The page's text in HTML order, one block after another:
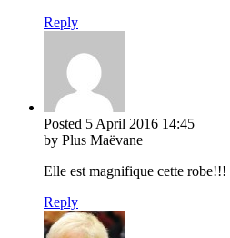
Reply
Posted 5 April 2016 14:45
by Plus Maëvane
Elle est magnifique cette robe!!!
Reply